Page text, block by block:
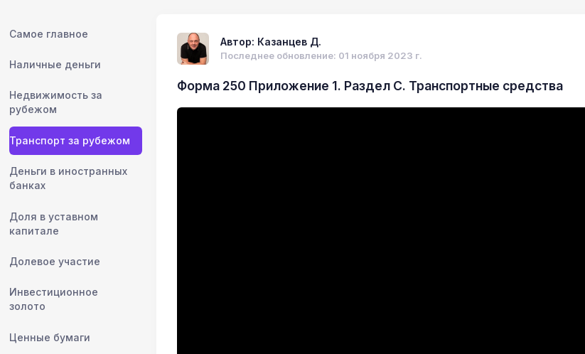
Самое главное
Наличные деньги
Недвижимость за
рубежом
Транспорт за рубежом
Деньги в иностранных
банках
Доля в уставном
капитале
Долевое участие
Инвестиционное
золото
Ценные бумаги
Автор: Казанцев Д.
Последнее обновление: 01 ноября 2023 г.
Форма 250 Приложение 1. Раздел С. Транспортные средства